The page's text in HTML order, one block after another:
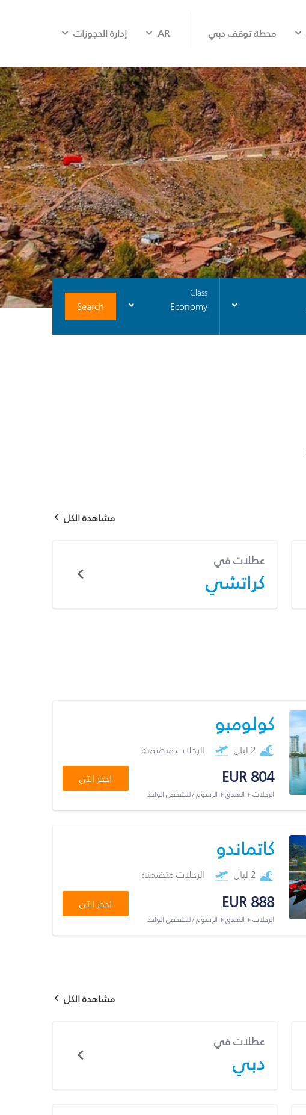
محطة توقف دبي AR إدارة الحجوزات
Class
Economy
Search
مشاهدة الكل
عطلات في
كراتشي
كولومبو
2 ليال الرحلات متضمنة
EUR 804
الرحلات + الفندق + الرسوم / للشخص الواحد
احجز الآن
كاتماندو
2 ليال الرحلات متضمنة
EUR 888
الرحلات + الفندق + الرسوم / للشخص الواحد
احجز الآن
مشاهدة الكل
عطلات في
دبي